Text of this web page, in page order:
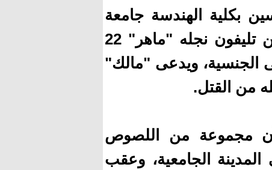
بكلية الهندسة جامعة
نامى لـ"اليوم السابع" إنه تلقى اتصالا هاتفيا من تليفون نجله "ماهر" 22
الجنسية، ويدعى "مالك"
مجموعة من اللصوص
المدينة الجامعية، وعقب